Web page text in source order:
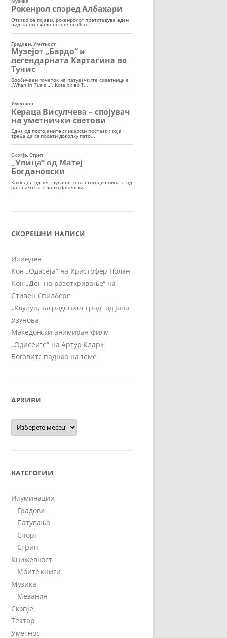
СКОРЕШНИ НАПИСИ
Илинден
Кон „Одисеја“ на Кристофер Нолан
Кон „Ден на разоткривање“ на
Стивен Спилберг
„Коулун, заградениот град“ од Јана
Узунова
Македонски анимиран филм
„Одисеите“ на Артур Кларк
Боговите паднаа на теме
АРХИВИ
Архиви
КАТЕГОРИИ
Илуминации
Градови
Патувања
Спорт
Стрип
Книжевност
Моите книги
Музика
Мезанин
Скопје
Театар
Уметност